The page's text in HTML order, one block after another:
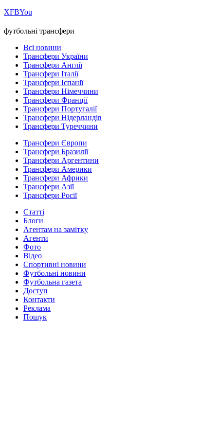
ХFBYou
футбольні трансфери
Всі новини
Трансфери України
Трансфери Англії
Трансфери Італії
Трансфери Іспанії
Трансфери Німеччини
Трансфери Франції
Трансфери Португалії
Трансфери Нідерландів
Трансфери Туреччини
Трансфери Європи
Трансфери Бразилії
Трансфери Аргентини
Трансфери Америки
Трансфери Африки
Трансфери Азії
Трансфери Росії
Статті
Блоги
Агентам на замітку
Агенти
Фото
Відео
Спортивні новини
Футбольні новини
Футбольна газета
Доступ
Контакти
Реклама
Пошук